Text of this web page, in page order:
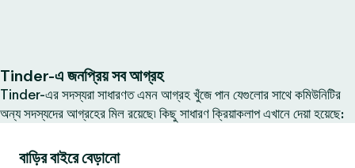
Tinder-এ জনপ্রিয় সব আগ্রহ
Tinder-এর সদস্যরা সাধারণত এমন আগ্রহ খুঁজে পান যেগুলোর সাথে কমিউনিটির
অন্য সদস্যদের আগ্রহের মিল রয়েছে৷ কিছু সাধারণ ক্রিয়াকলাপ এখানে দেয়া হয়েছে:
বাড়ির বাইরে বেড়ানো